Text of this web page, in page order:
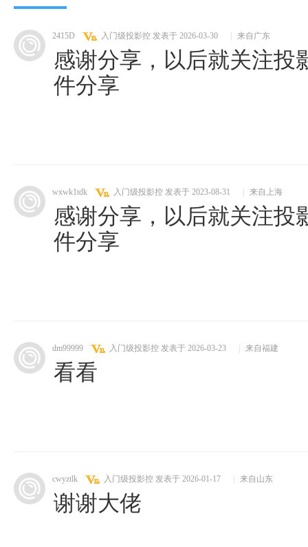
2415D 入门级投影控 发表于 2026-03-30 来自广东
感谢分享，以后就关注投
件分享
wxwk1tdk 入门级投影控 发表于 2023-08-31 来自上海
感谢分享，以后就关注投
件分享
dm99999 入门级投影控 发表于 2026-03-23 来自福建
看看
cwyztlk 入门级投影控 发表于 2026-01-17 来自山东
谢谢大佬